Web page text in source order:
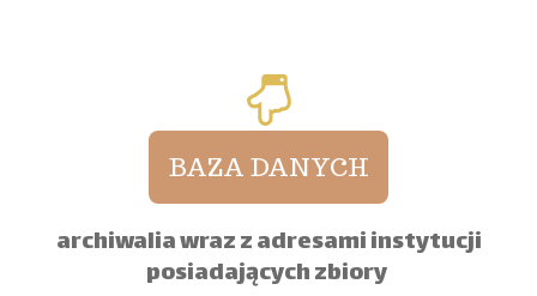
archiwalia wraz z adresami instytucji
posiadających zbiory
BAZA DANYCH